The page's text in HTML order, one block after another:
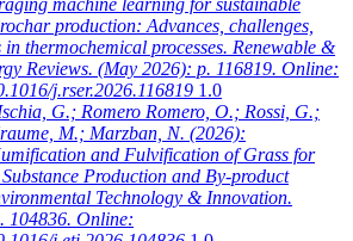
production: Advances, challenges,
in thermochemical processes. Renewable &
Reviews. (May 2026): p. 116819. Online:
j.rser.2026.116819 1.0
G.; Romero Romero, O.; Rossi, G.;
M.; Marzban, N. (2026):
and Fulvification of Grass for
Production and By-product
Technology & Innovation.
104836. Online: